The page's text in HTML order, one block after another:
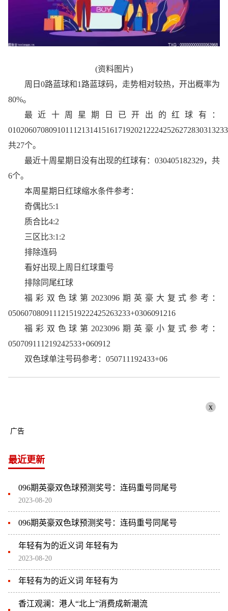
(资料图片)
周日0路蓝球和1路蓝球码，走势相对较热，开出概率为
80%。
最近十周星期日已开出的红球有：
共27个。
最近十周星期日没有出现的红球有：030405182329，共
6个。
本周星期日红球缩水条件参考：
奇偶比5:1
质合比4:2
三区比3:1:2
排除连码
看好出现上周日红球重号
排除同尾红球
福彩双色球第2023096期英豪大复式参考：
050607080911121519222425263233+0306091216
福彩双色球第2023096期英豪小复式参考：
050709111219242533+060912
双色球单注号码参考：050711192433+06
x
广告
最近更新
096期英豪双色球预测奖号：连码重号同尾号
2023-08-20
096期英豪双色球预测奖号：连码重号同尾号
年轻有为的近义词 年轻有为
2023-08-20
年轻有为的近义词 年轻有为
香江观澜：港人“北上”消费成新潮流